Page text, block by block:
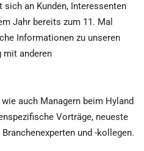
an Kunden, Interessenten
Jahr bereits zum 11. Mal
Informationen zu unseren
mit anderen
auch Managern beim Hyland
Vorträge, neueste
und -kollegen.